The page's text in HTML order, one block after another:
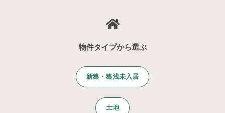
物件タイプから選ぶ
新築・築浅未入居
土地